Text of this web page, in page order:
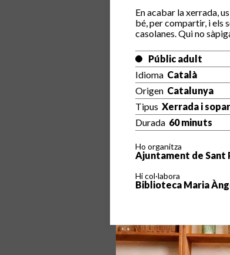
En acabar la xerrada,
bé, per compartir, i els
casolanes. Qui no
Públic adult
Idioma Català
Origen Catalunya
Tipus Xerrada i
Durada 60 minuts
Ho organitza
Ajuntament de Sant
Hi col·labora
Biblioteca Maria